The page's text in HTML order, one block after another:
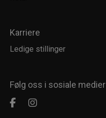
Karriere
Ledige stillinger
Følg oss i sosiale medier